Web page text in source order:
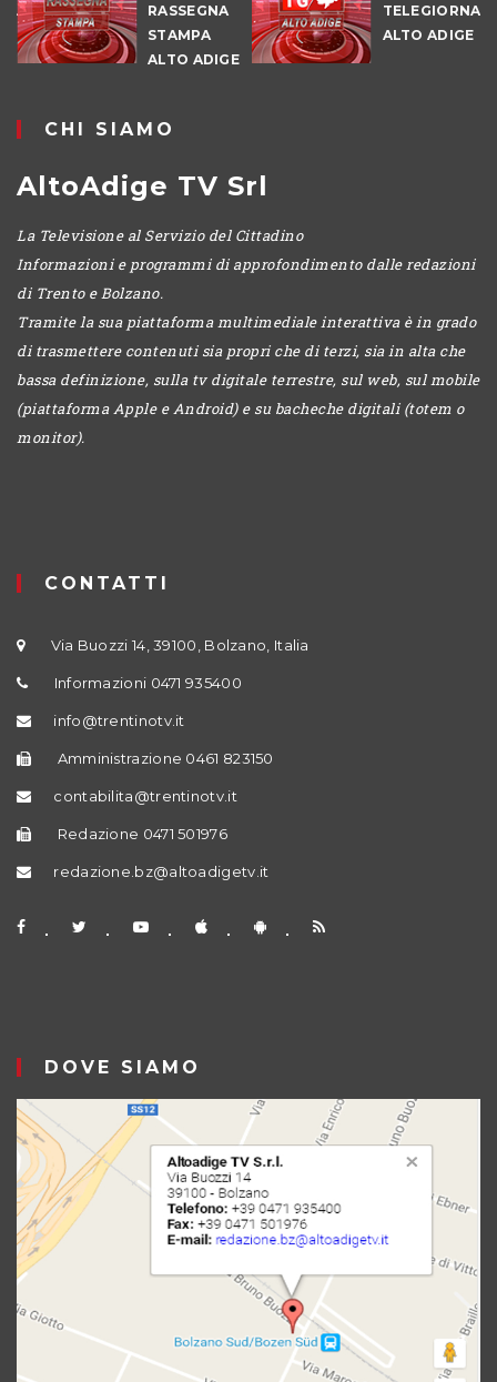
RASSEGNA
STAMPA
ALTO ADIGE
TELEGIORNALE
ALTO ADIGE
CHI SIAMO
AltoAdige TV Srl
La Televisione al Servizio del Cittadino
Informazioni e programmi di approfondimento dalle redazioni
di Trento e Bolzano.
Tramite la sua piattaforma multimediale interattiva è in grado
di trasmettere contenuti sia propri che di terzi, sia in alta che
bassa definizione, sulla tv digitale terrestre, sul web, sul mobile
(piattaforma Apple e Android) e su bacheche digitali (totem o
monitor).
CONTATTI
Via Buozzi 14, 39100, Bolzano, Italia
Informazioni 0471 935400
info@trentinotv.it
Amministrazione 0461 823150
contabilita@trentinotv.it
Redazione 0471 501976
redazione.bz@altoadigetv.it
DOVE SIAMO